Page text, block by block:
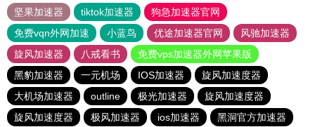
坚果加速器
tiktok加速器
狗急加速器官网
免费vqn外网加速
小蓝鸟 优途加速器官网
风驰加速器
旋风加速器
八戒看书
免费vps加速器外网苹果版
黑豹加速器
一元机场 IOS加速器
旋风加速度器
大机场加速器
outline 极光加速器
旋风加速度器
旋风加速度器
极风加速器 ios加速器 黑洞官方加速器